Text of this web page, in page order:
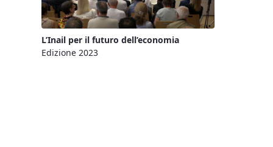
L’Inail per il futuro dell’economia
Edizione 2023